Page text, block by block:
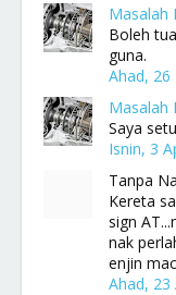
Masalah
Boleh
guna.
Ahad, 26
Masalah
Saya
Isnin, 3
Tanpa
Kereta
sign
nak
enjin
Ahad, 23